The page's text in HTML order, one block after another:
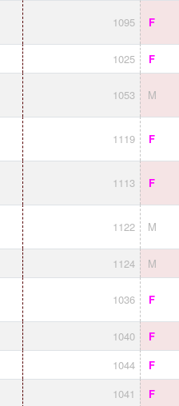
1095 F
1025 F
1053 M
1119 F
1113 F
1122 M
1124 M
1036 F
1040
F
1044
F
1041
F